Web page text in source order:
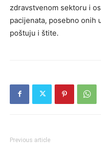
zdravstvenom sektoru i
pacijenata, posebno onih
poštuju i štite.
Previous article